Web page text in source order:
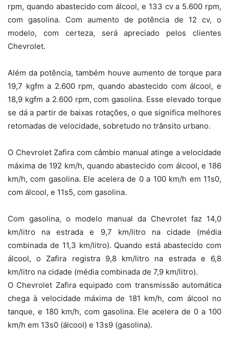
rpm, quando abastecido com álcool, e 133 cv a 5.600 rpm,
com gasolina. Com aumento de potência de 12 cv, o
modelo, com certeza, será apreciado pelos clientes
Chevrolet.
Além da potência, também houve aumento de torque para
19,7 kgfm a 2.600 rpm, quando abastecido com álcool, e
18,9 kgfm a 2.600 rpm, com gasolina. Esse elevado torque
se dá a partir de baixas rotações, o que significa melhores
retomadas de velocidade, sobretudo no trânsito urbano.
O Chevrolet Zafira com câmbio manual atinge a velocidade
máxima de 192 km/h, quando abastecido com álcool, e 186
km/h, com gasolina. Ele acelera de 0 a 100 km/h em 11s0,
com álcool, e 11s5, com gasolina.
Com gasolina, o modelo manual da Chevrolet faz 14,0
km/litro na estrada e 9,7 km/litro na cidade (média
combinada de 11,3 km/litro). Quando está abastecido com
álcool, o Zafira registra 9,8 km/litro na estrada e 6,8
km/litro na cidade (média combinada de 7,9 km/litro).
O Chevrolet Zafira equipado com transmissão automática
chega à velocidade máxima de 181 km/h, com álcool no
tanque, e 180 km/h, com gasolina. Ele acelera de 0 a 100
km/h em 13s0 (álcool) e 13s9 (gasolina).